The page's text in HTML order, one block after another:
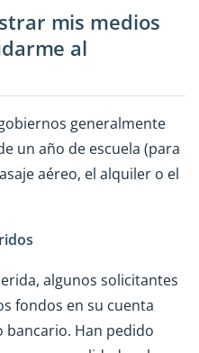
mis medios
al
generalmente
un año de escuela (para
aéreo, el alquiler o el
algunos solicitantes
fondos en su cuenta
Han pedido